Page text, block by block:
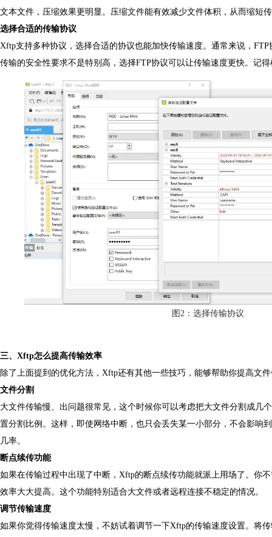
文本文件，压缩效果更明显。压缩文件能有效减少文件体积，从而缩短
选择合适的传输协议
Xftp支持多种协议，选择合适的协议也能加快传输速度。通常来说，
传输的安全性要求不是特别高，选择FTP协议可以让传输速度更快。记
图2：选择传输协议
三、Xftp怎么提高传输效率
除了上面提到的优化方法，Xftp还有其他一些技巧，能够帮助你提高文
文件分割
大文件传输慢、出问题很常见，这个时候你可以考虑把大文件分割成几
置分割比例。这样，即使网络中断，也只会丢失某一小部分，不会影响
几率。
断点续传功能
如果在传输过程中出现了中断，Xftp的断点续传功能就派上用场了。你
效率大大提高。这个功能特别适合大文件或者远程连接不稳定的情况。
调节传输速度
如果你觉得传输速度太慢，不妨试着调节一下Xftp的传输速度设置。将